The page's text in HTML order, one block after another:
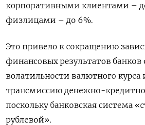
корпоративными клиентами –
физлицами – до 6%.
Это ‌привело к сокращению
финансовых результатов банков
волатильности валютного
трансмиссию денежно-
поскольку банковская система
рублевой».